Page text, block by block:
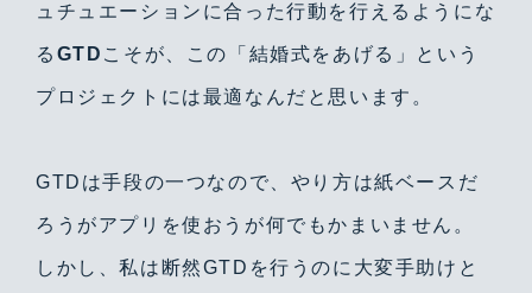
ュチュエーションに合った行動を行えるようにな
る GTD こそが、この「結婚式をあげる」という
プロジェクトには最適なんだと思います。
GTDは手段の一つなので、やり方は紙ベースだ
ろうがアプリを使おうが何でもかまいません。
しかし、私は断然GTDを行うのに大変手助けと